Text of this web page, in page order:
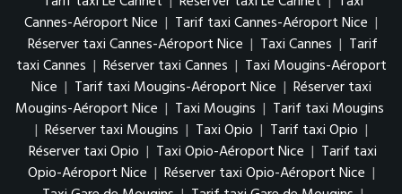
Cannes-Aéroport Nice | Tarif taxi Cannes-Aéroport Nice |
Réserver taxi Cannes-Aéroport Nice | Taxi Cannes | Tarif
taxi Cannes | Réserver taxi Cannes | Taxi Mougins-Aéroport
Nice | Tarif taxi Mougins-Aéroport Nice | Réserver taxi
Mougins-Aéroport Nice | Taxi Mougins | Tarif taxi Mougins
| Réserver taxi Mougins | Taxi Opio | Tarif taxi Opio |
Réserver taxi Opio | Taxi Opio-Aéroport Nice | Tarif taxi
Opio-Aéroport Nice | Réserver taxi Opio-Aéroport Nice |